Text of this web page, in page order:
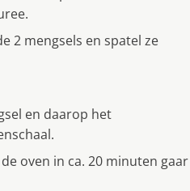
2 mengsels en spatel ze
en daarop het
oven in ca. 20 minuten gaar